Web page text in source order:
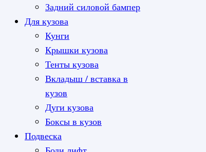
Задний силовой бампер
Для кузова
Кунги
Крышки кузова
Тенты кузова
Вкладыш / вставка в
кузов
Дуги кузова
Боксы в кузов
Подвеска